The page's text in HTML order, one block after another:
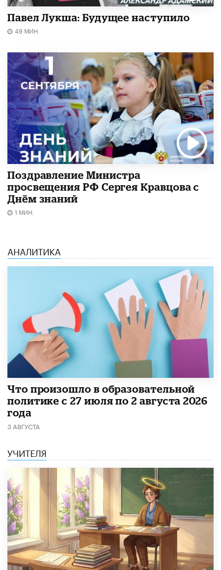
Павел Лукша: Будущее наступило
49 МИН.
Поздравление Министра
просвещения РФ Сергея Кравцова с
Днём знаний
1 МИН.
АНАЛИТИКА
​Что произошло в образовательной
политике с 27 июля по 2 августа 2026
года
3 АВГУСТА
УЧИТЕЛЯ